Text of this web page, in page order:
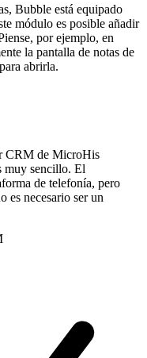
Bubble está equipado
módulo es posible añadir
por ejemplo, en
la pantalla de notas de
abrirla.
CRM de MicroHis
muy sencillo. El
de telefonía, pero
es necesario ser un